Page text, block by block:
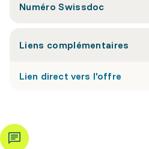
Numéro Swissdoc
Liens complémentaires
Lien direct vers l'offre